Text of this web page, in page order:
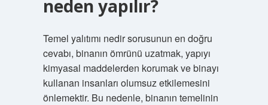
neden yapılır?
Temel yalıtımı nedir sorusunun en doğru
cevabı, binanın ömrünü uzatmak, yapıyı
kimyasal maddelerden korumak ve binayı
kullanan insanları olumsuz etkilemesini
önlemektir. Bu nedenle, binanın temelinin